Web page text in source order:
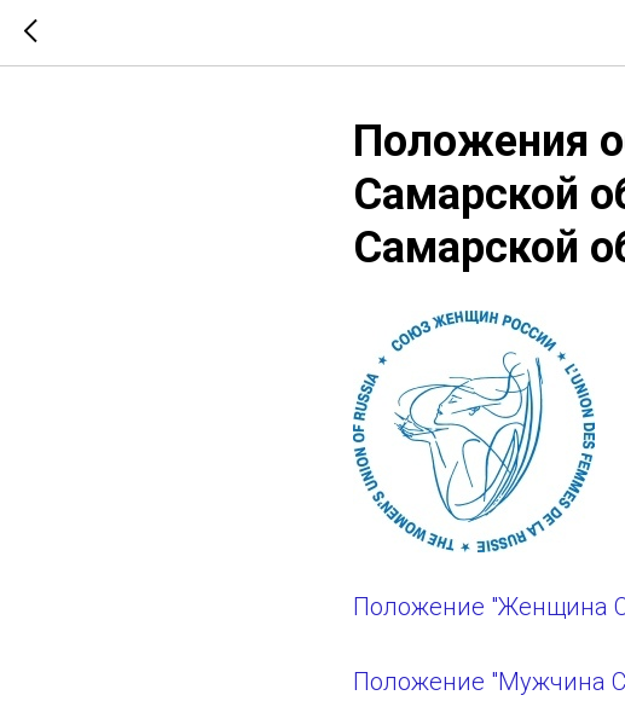
Положения
Самарской
Самарской
Положение "Женщина
Положение "Мужчина